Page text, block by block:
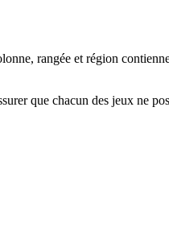
rangée et région
que chacun des jeux ne